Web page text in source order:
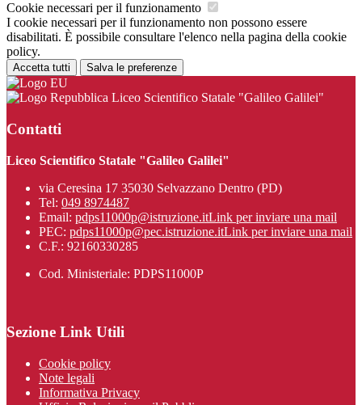
Cookie necessari per il funzionamento
I cookie necessari per il funzionamento non possono essere
disabilitati. È possibile consultare l'elenco nella pagina della cookie
policy.
Accetta tutti Salva le preferenze
Liceo Scientifico Statale "Galileo Galilei"
Contatti
Liceo Scientifico Statale "Galileo Galilei"
via Ceresina 17 35030 Selvazzano Dentro (PD)
Tel: 049 8974487
Email: pdps11000p@istruzione.itLink per inviare una mail
PEC: pdps11000p@pec.istruzione.itLink per inviare una mail
C.F.: 92160330285
Cod. Ministeriale: PDPS11000P
Sezione Link Utili
Cookie policy
Note legali
Informativa Privacy